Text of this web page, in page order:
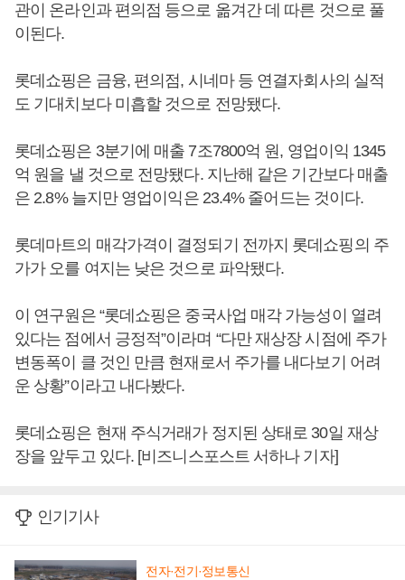
관이 온라인과 편의점 등으로 옮겨간 데 따른 것으로 풀
이된다.
롯데쇼핑은 금융, 편의점, 시네마 등 연결자회사의 실적
도 기대치보다 미흡할 것으로 전망됐다.
롯데쇼핑은 3분기에 매출 7조7800억 원, 영업이익 1345
억 원을 낼 것으로 전망됐다. 지난해 같은 기간보다 매출
은 2.8% 늘지만 영업이익은 23.4% 줄어드는 것이다.
롯데마트의 매각가격이 결정되기 전까지 롯데쇼핑의 주
가가 오를 여지는 낮은 것으로 파악됐다.
이 연구원은 “롯데쇼핑은 중국사업 매각 가능성이 열려
있다는 점에서 긍정적”이라며 “다만 재상장 시점에 주가
변동폭이 클 것인 만큼 현재로서 주가를 내다보기 어려
운 상황”이라고 내다봤다.
롯데쇼핑은 현재 주식거래가 정지된 상태로 30일 재상
장을 앞두고 있다. [비즈니스포스트 서하나 기자]
인기기사
전자·전기·정보통신